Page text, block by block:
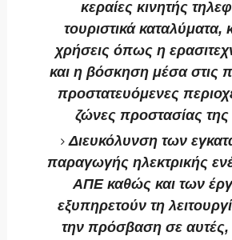
κεραίες κινητής
τουριστικά καταλύματα,
χρήσεις όπως η
και η βόσκηση μέσα στις
προστατευόμενες
ζώνες προστασίας
Διευκόλυνση των
παραγωγής ηλεκτρικής
ΑΠΕ καθώς και των
εξυπηρετούν τη
την πρόσβαση σε αυτές,